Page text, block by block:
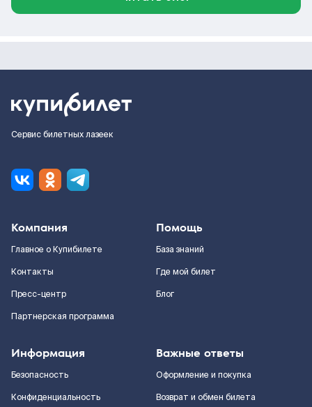
Сервис билетных лазеек
Компания
Главное о Купибилете
Контакты
Пресс-центр
Партнерская программа
Помощь
База знаний
Где мой билет
Блог
Информация
Безопасность
Конфиденциальность
Важные ответы
Оформление и покупка
Возврат и обмен билета